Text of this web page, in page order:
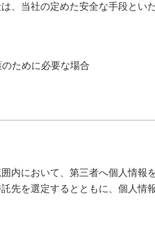
、当社の定めた安全な手段といた
ために必要な場合
内において、第三者へ個人情報
先を選定するとともに、個人情